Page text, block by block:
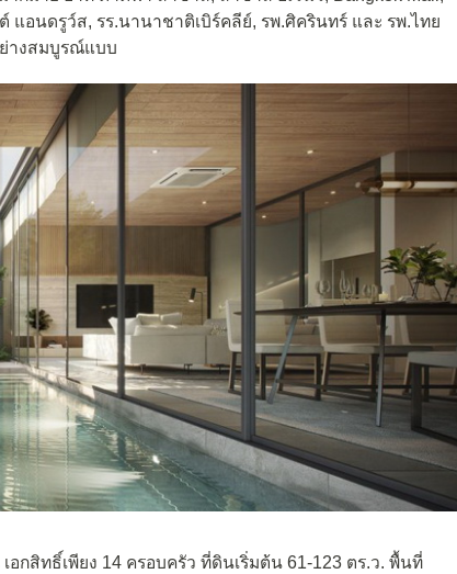
อนดรูว์ส, รร.นานาชาติเบิร์คลีย์, รพ.ศิครินทร์ และ รพ.ไทย
างสมบูรณ์แบบ
อกสิทธิ์เพียง 14 ครอบครัว ที่ดินเริ่มต้น 61-123 ตร.ว. พื้นที่